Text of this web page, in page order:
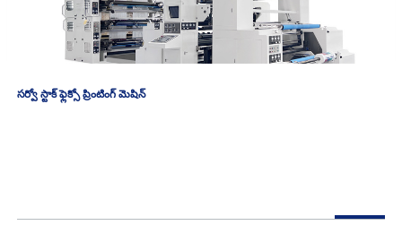
సర్వో స్టాక్ ఫ్లెక్సో ప్రింటింగ్ మెషిన్